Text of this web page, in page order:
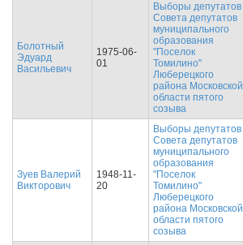
Болотный
Эдуард
Васильевич
1975-06-
01
Выборы депутатов
Совета депутатов
муниципального
образования
"Поселок
Томилино"
Люберецкого
района Московской
области пятого
созыва
Зуев Валерий
Викторович
1948-11-
20
Выборы депутатов
Совета депутатов
муниципального
образования
"Поселок
Томилино"
Люберецкого
района Московской
области пятого
созыва